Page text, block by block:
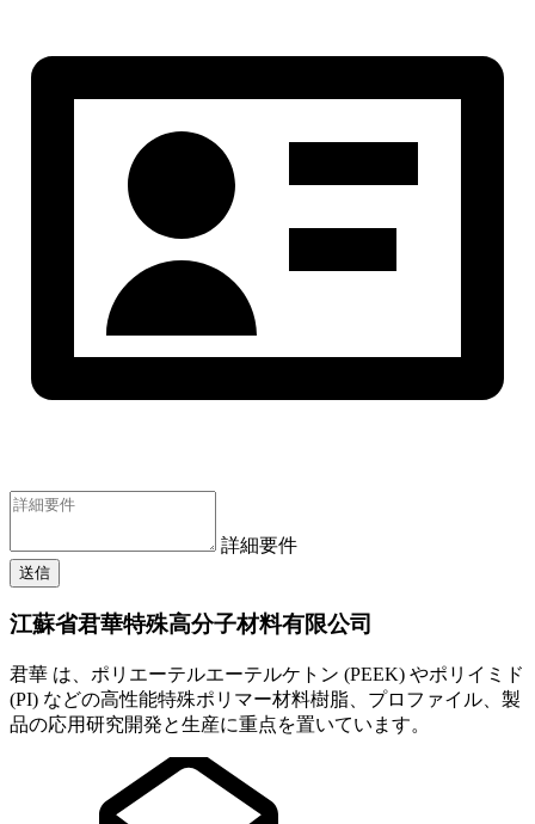
詳細要件
送信
江蘇省君華特殊高分子材料有限公司
君華 は、ポリエーテルエーテルケトン (PEEK) やポリイミド
(PI) などの高性能特殊ポリマー材料樹脂、プロファイル、製
品の応用研究開発と生産に重点を置いています。